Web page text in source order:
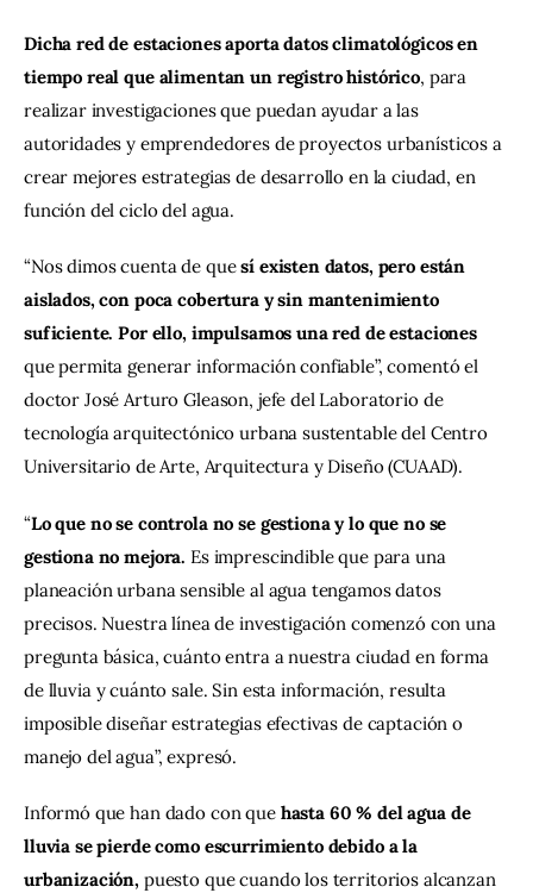
Dicha red de estaciones aporta datos climatológicos en
tiempo real que alimentan un registro histórico, para
realizar investigaciones que puedan ayudar a las
autoridades y emprendedores de proyectos urbanísticos a
crear mejores estrategias de desarrollo en la ciudad, en
función del ciclo del agua.
“Nos dimos cuenta de que sí existen datos, pero están
aislados, con poca cobertura y sin mantenimiento
suficiente. Por ello, impulsamos una red de estaciones
que permita generar información confiable”, comentó el
doctor José Arturo Gleason, jefe del Laboratorio de
tecnología arquitectónico urbana sustentable del Centro
Universitario de Arte, Arquitectura y Diseño (CUAAD).
“Lo que no se controla no se gestiona y lo que no se
gestiona no mejora. Es imprescindible que para una
planeación urbana sensible al agua tengamos datos
precisos. Nuestra línea de investigación comenzó con una
pregunta básica, cuánto entra a nuestra ciudad en forma
de lluvia y cuánto sale. Sin esta información, resulta
imposible diseñar estrategias efectivas de captación o
manejo del agua”, expresó.
Informó que han dado con que hasta 60 % del agua de
lluvia se pierde como escurrimiento debido a la
urbanización, puesto que cuando los territorios alcanzan